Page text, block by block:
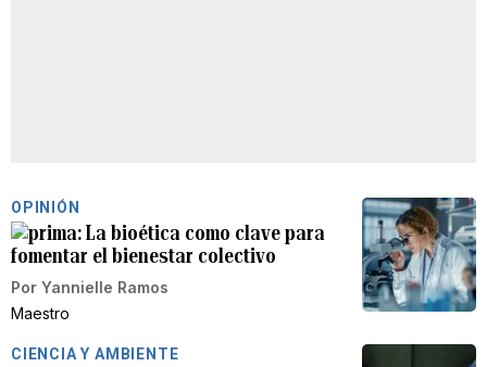
OPINIÓN
La bioética como clave para
fomentar el bienestar colectivo
Por Yannielle Ramos
Maestro
CIENCIA Y AMBIENTE